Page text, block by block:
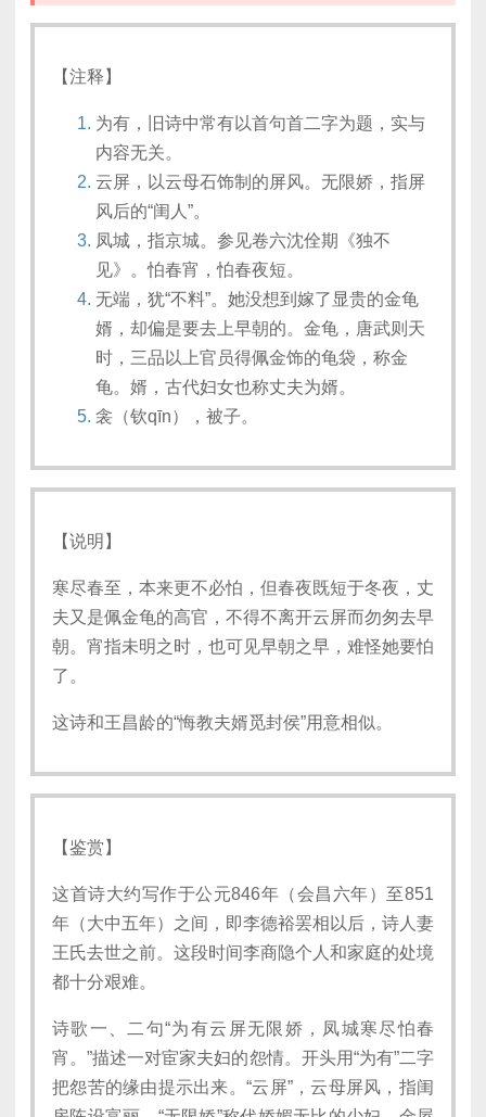
【注释】
为有，旧诗中常有以首句首二字为题，实与
内容无关。
云屏，以云母石饰制的屏风。无限娇，指屏
风后的“闺人”。
凤城，指京城。参见卷六沈佺期《独不
见》。怕春宵，怕春夜短。
无端，犹“不料”。她没想到嫁了显贵的金龟
婿，却偏是要去上早朝的。金龟，唐武则天
时，三品以上官员得佩金饰的龟袋，称金
龟。婿，古代妇女也称丈夫为婿。
衾（钦qīn），被子。
【说明】
寒尽春至，本来更不必怕，但春夜既短于冬夜，丈
夫又是佩金龟的高官，不得不离开云屏而勿匆去早
朝。宵指未明之时，也可见早朝之早，难怪她要怕
了。
这诗和王昌龄的“悔教夫婿觅封侯”用意相似。
【鉴赏】
这首诗大约写作于公元846年（会昌六年）至851
年（大中五年）之间，即李德裕罢相以后，诗人妻
王氏去世之前。这段时间李商隐个人和家庭的处境
都十分艰难。
诗歌一、二句“为有云屏无限娇，凤城寒尽怕春
宵。”描述一对宦家夫妇的怨情。开头用“为有”二字
把怨苦的缘由提示出来。“云屏”，云母屏风，指闺